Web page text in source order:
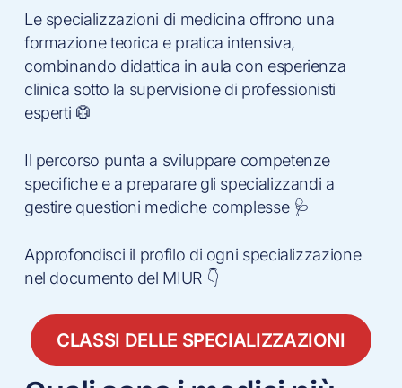
Le specializzazioni di medicina offrono una
formazione teorica e pratica intensiva,
combinando didattica in aula con esperienza
clinica sotto la supervisione di professionisti
esperti 🥼
Il percorso punta a sviluppare competenze
specifiche e a preparare gli specializzandi a
gestire questioni mediche complesse 🩺
Approfondisci il profilo di ogni specializzazione
nel documento del MIUR 👇
CLASSI DELLE SPECIALIZZAZIONI